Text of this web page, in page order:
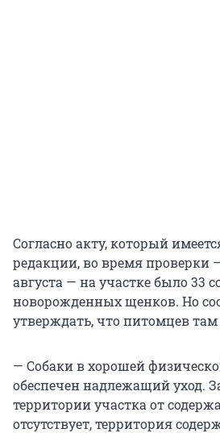
Согласно акту, который
редакции, во время проверки
августа — на участке было 33
новорожденных щенков. Но
утверждать, что питомцев там
— Собаки в хорошей
обеспечен надлежащий уход.
территории участка от
отсутствует, территория